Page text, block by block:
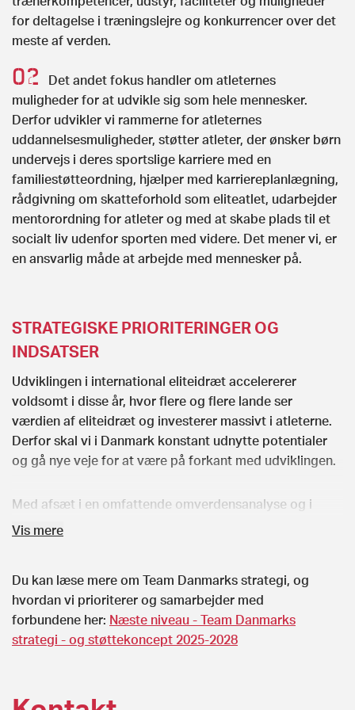
for deltagelse i træningslejre og konkurrencer over det
meste af verden.
Det andet fokus handler om atleternes
muligheder for at udvikle sig som hele mennesker.
Derfor udvikler vi rammerne for atleternes
uddannelsesmuligheder, støtter atleter, der ønsker børn
undervejs i deres sportslige karriere med en
familiestøtteordning, hjælper med karriereplanlægning,
rådgivning om skatteforhold som eliteatlet, udarbejder
mentorordning for atleter og med at skabe plads til et
socialt liv udenfor sporten med videre. Det mener vi, er
en ansvarlig måde at arbejde med mennesker på.
STRATEGISKE PRIORITERINGER OG
INDSATSER
Udviklingen i international eliteidræt accelererer
voldsomt i disse år, hvor flere og flere lande ser
værdien af eliteidræt og investerer massivt i atleterne.
Derfor skal vi i Danmark konstant udnytte potentialer
og gå nye veje for at være på forkant med udviklingen.
Med afsæt i en omfattende omverdensanalyse og i
samspil med en lang række af eliteidrættens aktører har
og udfordringer, der er udgangspunkt for de tre
strategiske prioriteringer:
Styrke elite- og verdensklasseatleten
Vis mere
Du kan læse mere om Team Danmarks strategi, og
hvordan vi prioriterer og samarbejder med
forbundene her: Næste niveau - Team Danmarks
strategi - og støttekoncept 2025-2028